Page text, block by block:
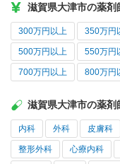
滋賀県大津市の薬
300万円以上 350万円
500万円以上 550万円
700万円以上 800万円
滋賀県大津市の薬
内科 外科 皮膚科
整形外科 心療内科